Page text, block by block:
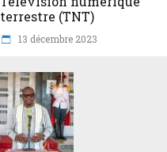
terrestre (TNT)
13 décembre 2023